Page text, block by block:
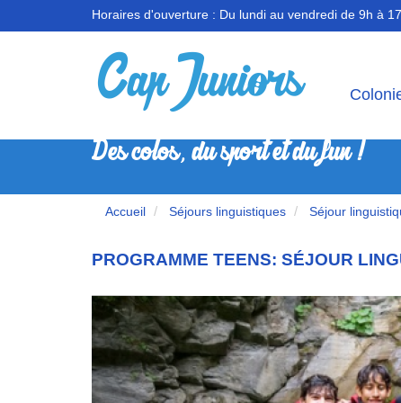
Horaires d'ouverture : Du lundi au vendredi de 9h à
Des colos, du sport et du fun !
Accueil Séjours linguistiques Séjour
PROGRAMME TEENS: SÉJOUR
Previous